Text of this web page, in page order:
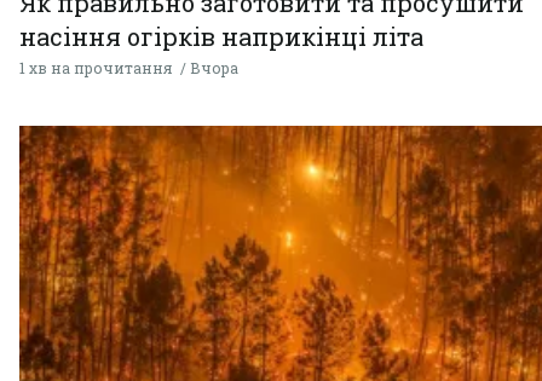
насіння огірків наприкінці літа
1 хв на прочитання Вчора